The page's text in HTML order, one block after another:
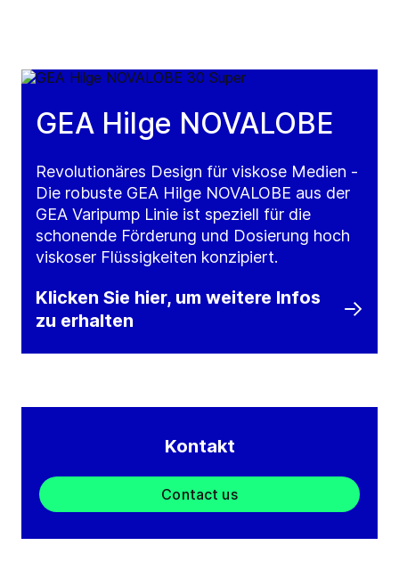
GEA Hilge NOVALOBE
Revolutionäres Design für viskose Medien -
Die robuste GEA Hilge NOVALOBE aus der
GEA Varipump Linie ist speziell für die
schonende Förderung und Dosierung hoch
viskoser Flüssigkeiten konzipiert.
Klicken Sie hier, um weitere Infos
zu erhalten
Kontakt
Contact us